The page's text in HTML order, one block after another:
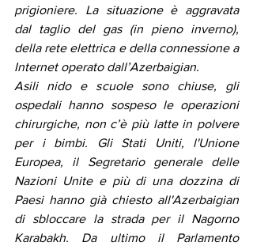
prigioniere. La situazione è aggravata
dal taglio del gas (in pieno inverno),
della rete elettrica e della connessione a
Internet operato dall’Azerbaigian.
Asili nido e scuole sono chiuse, gli
ospedali hanno sospeso le operazioni
chirurgiche, non c’è più latte in polvere
per i bimbi. Gli Stati Uniti, l'Unione
Europea, il Segretario generale delle
Nazioni Unite e più di una dozzina di
Paesi hanno già chiesto all'Azerbaigian
di sbloccare la strada per il Nagorno
Karabakh. Da ultimo il Parlamento